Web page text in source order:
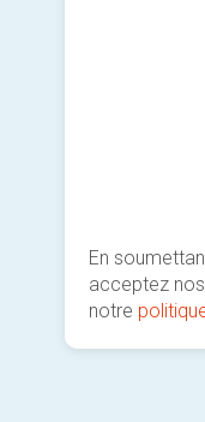
En
acceptez
notre